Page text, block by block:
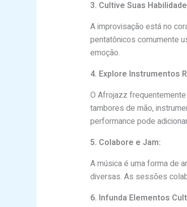
3. Cultive Suas
A improvisação está no
pentatônicos comumente
emoção.
4. Explore Instrumentos
O Afrojazz
tambores de mão,
performance pode
5. Colabore e Jam:
A música é uma forma de
diversas. As sessões
6. Infunda Elementos